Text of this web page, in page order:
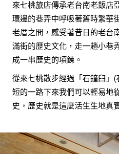
來七桃旅店傳承老台南老飯店
環邊的巷弄中呼吸著舊時繁華
老厝之間，感受著昔日的老台
滿街的歷史文化，走一趟小巷
成一串歷史的項鍊。
從來七桃散步經過「石鐘臼」
短的一路下來我們可以輕易地
史，歷史就是這麼活生生地真